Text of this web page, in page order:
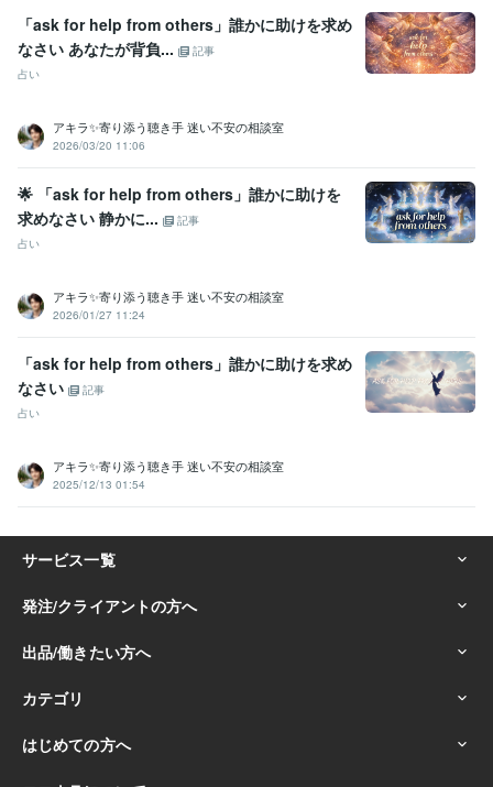
ビジネス・クリエイティブツール
Excel:3年PowerPoint:3年Word:3年
Google スプレッドシート:3年
Canva:0年
悩み相談・カウンセリング 傾聴カウンセラー
コールセンター 派遣業
資産運用・副業の相談 投資・投機FXトレード
個人トレーダー 資産運用
「ask for help from others」誰かに助けを求め
なさい あなたが背負...
記事
占い
アキラ✨寄り添う聴き手 迷い不安の相談室
2026/03/20 11:06
🌟 「ask for help from others」誰かに助けを
求めなさい 静かに...
記事
占い
アキラ✨寄り添う聴き手 迷い不安の相談室
2026/01/27 11:24
「ask for help from others」誰かに助けを求め
なさい
記事
占い
アキラ✨寄り添う聴き手 迷い不安の相談室
2025/12/13 01:54